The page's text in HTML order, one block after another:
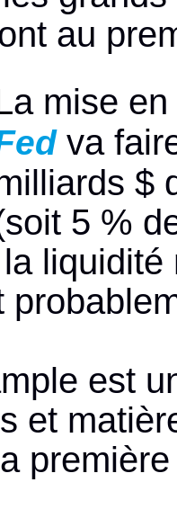
au
mise
va
$
5 %
liquidité
est
et